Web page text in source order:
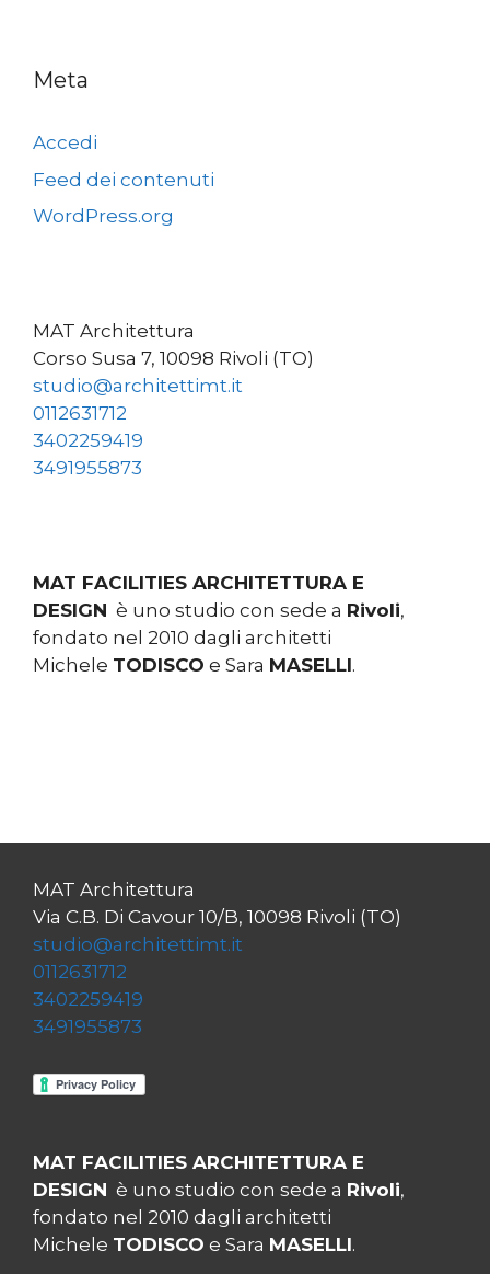
Meta
Accedi
Feed dei contenuti
WordPress.org
MAT Architettura
Corso Susa 7, 10098 Rivoli (TO)
studio@architettimt.it
0112631712
3402259419
3491955873
MAT FACILITIES ARCHITETTURA E
DESIGN è uno studio con sede a Rivoli,
fondato nel 2010 dagli architetti
Michele TODISCO e Sara MASELLI.
MAT Architettura
Via C.B. Di Cavour 10/B, 10098 Rivoli (TO)
studio@architettimt.it
0112631712
3402259419
3491955873
MAT FACILITIES ARCHITETTURA E
DESIGN è uno studio con sede a Rivoli,
fondato nel 2010 dagli architetti
Michele TODISCO e Sara MASELLI.